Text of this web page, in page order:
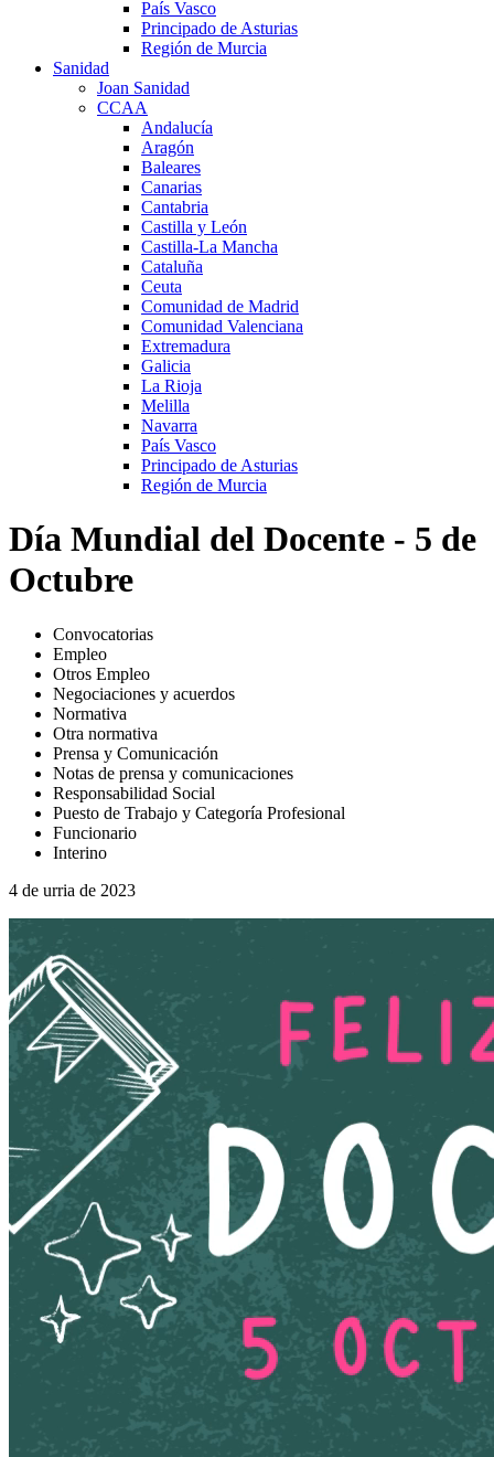
País Vasco
Principado de Asturias
Región de Murcia
Sanidad
Joan Sanidad
CCAA
Andalucía
Aragón
Baleares
Canarias
Cantabria
Castilla y León
Castilla-La Mancha
Cataluña
Ceuta
Comunidad de Madrid
Comunidad Valenciana
Extremadura
Galicia
La Rioja
Melilla
Navarra
País Vasco
Principado de Asturias
Región de Murcia
Día Mundial del Docente - 5 de
Octubre
Convocatorias
Empleo
Otros Empleo
Negociaciones y acuerdos
Normativa
Otra normativa
Prensa y Comunicación
Notas de prensa y comunicaciones
Responsabilidad Social
Puesto de Trabajo y Categoría Profesional
Funcionario
Interino
4 de urria de 2023